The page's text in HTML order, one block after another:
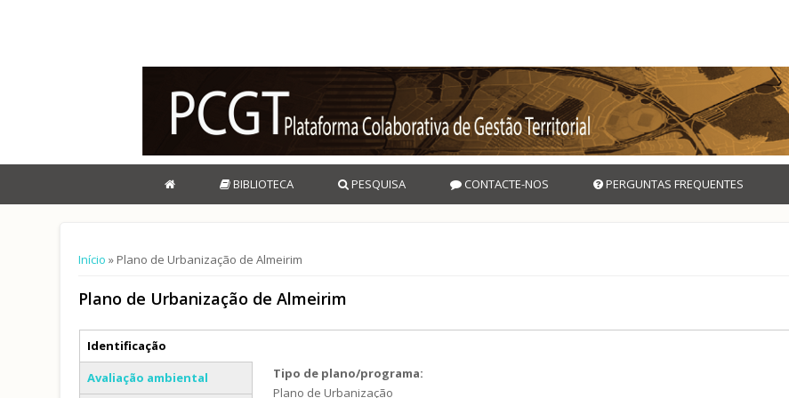
BIBLIOTECA PESQUISA CONTACTE-NOS PERGUNTAS FREQUENTES
Está aqui
Início » Plano de Urbanização de Almeirim
Plano de Urbanização de Almeirim
Separadores verticais
Identificação
(separador ativo)
Avaliação ambiental
Tipo de plano/programa:
Plano de Urbanização